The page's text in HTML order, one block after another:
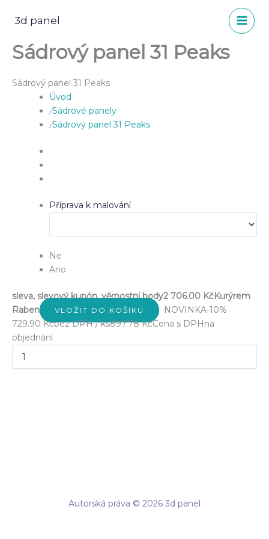
3d panel
Sádrový panel 31 Peaks
Sádrový panel 31 Peaks
Úvod
/Sádrové panely
/Sádrový panel 31 Peaks
Příprava k malování
Ne
Ano
sleva, slevový kupón, věrnostní body2 706.00 KčKurýrem
Raben
VLOŽIT DO KOŠÍKU NOVINKA-10%
729.90 Kčbez DPH / ks897.78 KčCena s DPHna
objednání
Autorská práva © 2026 3d panel